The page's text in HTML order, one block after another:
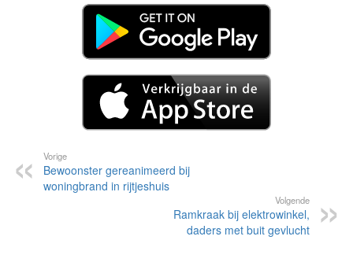
Vorige
Bewoonster gereanimeerd bij
woningbrand in rijtjeshuis
Volgende
Ramkraak bij elektrowinkel,
daders met buit gevlucht